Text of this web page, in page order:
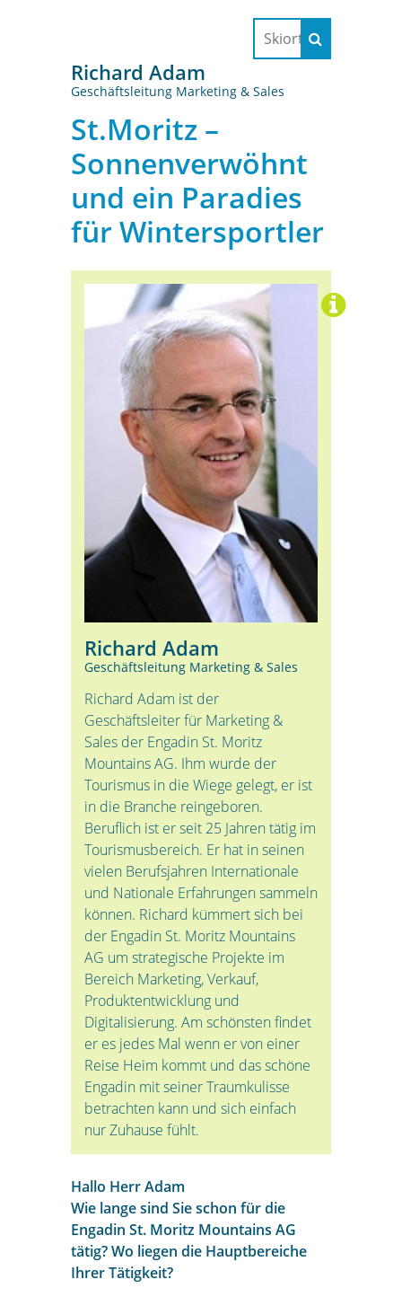
Richard Adam
Geschäftsleitung Marketing & Sales
St.Moritz –
Sonnenverwöhnt
und ein Paradies
für Wintersportler
Richard Adam
Geschäftsleitung Marketing & Sales
Richard Adam ist der
Geschäftsleiter für Marketing &
Sales der Engadin St. Moritz
Mountains AG. Ihm wurde der
Tourismus in die Wiege gelegt, er ist
in die Branche reingeboren.
Beruflich ist er seit 25 Jahren tätig im
Tourismusbereich. Er hat in seinen
vielen Berufsjahren Internationale
und Nationale Erfahrungen sammeln
können. Richard kümmert sich bei
der Engadin St. Moritz Mountains
AG um strategische Projekte im
Bereich Marketing, Verkauf,
Produktentwicklung und
Digitalisierung. Am schönsten findet
er es jedes Mal wenn er von einer
Reise Heim kommt und das schöne
Engadin mit seiner Traumkulisse
betrachten kann und sich einfach
nur Zuhause fühlt.
Hallo Herr Adam
Wie lange sind Sie schon für die
Engadin St. Moritz Mountains AG
tätig? Wo liegen die Hauptbereiche
Ihrer Tätigkeit?